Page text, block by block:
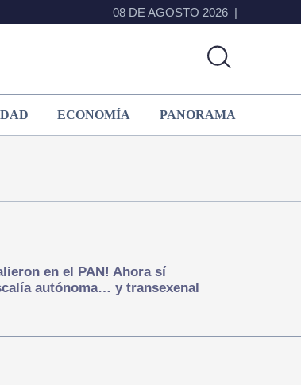
08 DE AGOSTO 2026
ECONOMÍA PANORAMA
en el PAN! Ahora sí
autónoma… y transexenal